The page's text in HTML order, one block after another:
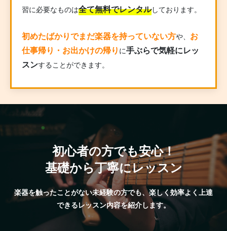
習に必要なものは全て無料でレンタルしております。
初めたばかりでまだ楽器を持っていない方や、 お
仕事帰り・お出かけの帰り に手ぶらで気軽にレッ
スンすることができます。
初心者の方でも安心！
基礎から丁寧にレッスン
楽器を触ったことがない未経験の方でも、楽しく効率よく上達
できるレッスン内容を紹介します。